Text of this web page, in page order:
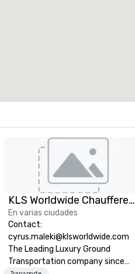
KLS Worldwide Chauffered Services
En varias ciudades
Contact:
cyrus.maleki@klsworldwide.com
The Leading Luxury Ground
Transportation company since